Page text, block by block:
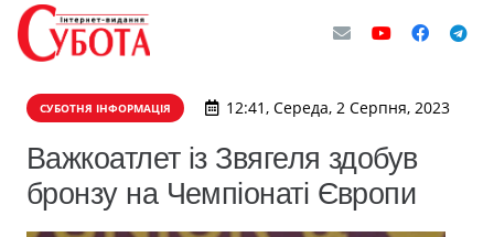
СУБОТНЯ ІНФОРМАЦІЯ 12:41, Середа, 2 Серпня, 2023
Важкоатлет із Звягеля здобув
бронзу на Чемпіонаті Європи